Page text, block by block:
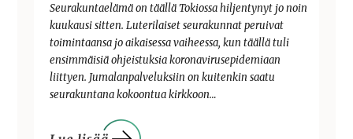
Seurakuntaelämä on täällä Tokiossa hiljentynyt jo noin
kuukausi sitten. Luterilaiset seurakunnat peruivat
toimintaansa jo aikaisessa vaiheessa, kun täällä tuli
ensimmäisiä ohjeistuksia koronavirusepidemiaan
liittyen. Jumalanpalveluksiin on kuitenkin saatu
seurakuntana kokoontua kirkkoon…